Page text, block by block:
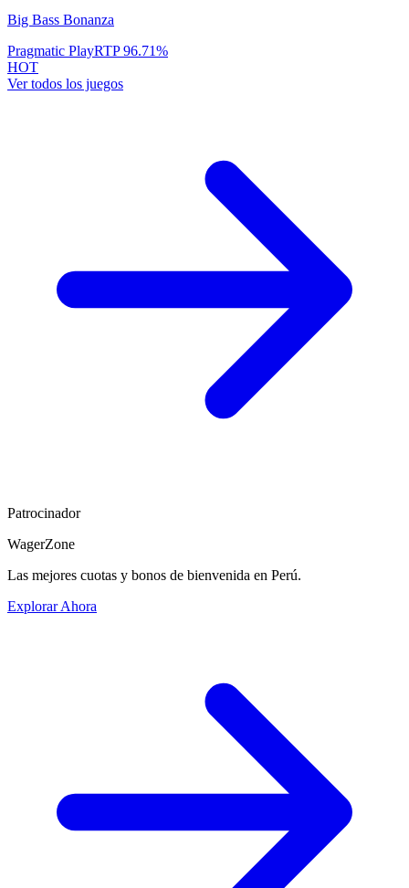
Big Bass Bonanza
Pragmatic PlayRTP96.71%
HOT
Ver todos los juegos
Patrocinador
WagerZone
Las mejores cuotas y bonos de bienvenida en Perú.
Explorar Ahora